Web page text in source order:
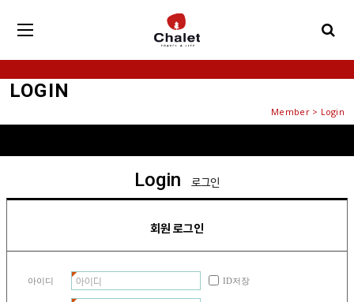
LOGIN
Member > Login
Login 로그인
회원 로그인
아이디 ID저장